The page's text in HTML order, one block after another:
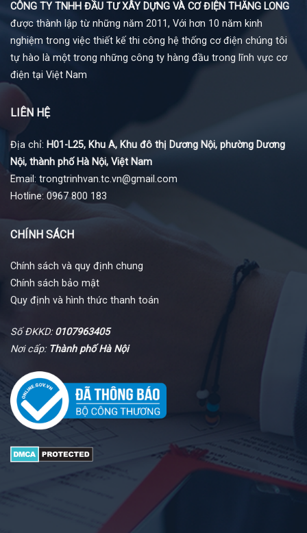
CÔNG TY TNHH ĐẦU TƯ XÂY DỰNG VÀ CƠ ĐIỆN THĂNG LONG
được thành lập từ những năm 2011, Với hơn 10 năm kinh
nghiệm trong việc thiết kế thi công hệ thống cơ điện chúng tôi
tự hào là một trong những công ty hàng đầu trong lĩnh vực cơ
điện tại Việt Nam
LIÊN HỆ
Địa chỉ: H01-L25, Khu A, Khu đô thị Dương Nội, phường Dương
Nội, thành phố Hà Nội, Việt Nam
Email: trongtrinhvan.tc.vn@gmail.com
Hotline: 0967 800 183
CHÍNH SÁCH
Chính sách và quy định chung
Chính sách bảo mật
Quy định và hình thức thanh toán
Số ĐKKD:0107963405
Nơi cấp: Thành phố Hà Nội